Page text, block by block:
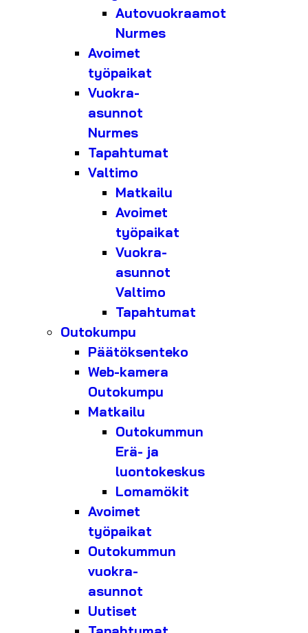
Autovuokraamot
Nurmes
Avoimet
työpaikat
Vuokra-
asunnot
Nurmes
Tapahtumat
Valtimo
Matkailu
Avoimet
työpaikat
Vuokra-
asunnot
Valtimo
Tapahtumat
Outokumpu
Päätöksenteko
Web-kamera
Outokumpu
Matkailu
Outokummun
Erä- ja
luontokeskus
Lomamökit
Avoimet
työpaikat
Outokummun
vuokra-
asunnot
Uutiset